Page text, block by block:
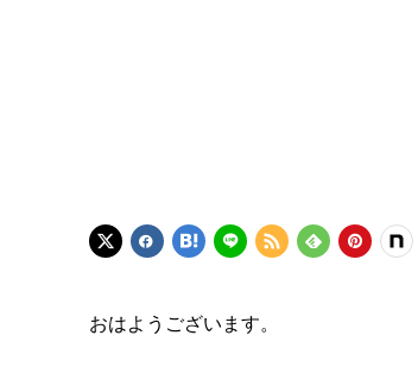
おはようございます。